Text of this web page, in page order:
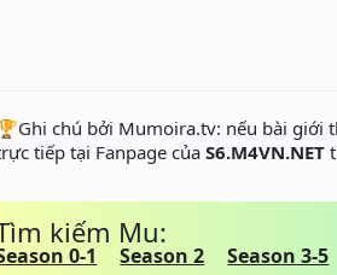
chú bởi Mumoira.tv: nếu bài giới
tiếp tại Fanpage củaS6.M4VN.NET
kiếm Mu:
0-1 Season 2 Season 3-5